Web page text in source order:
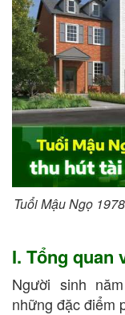
Tuổi Mậu Ngọ
I. Tổng quan
Người sinh
những đặc điểm